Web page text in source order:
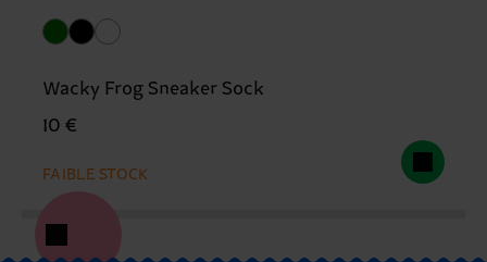
Wacky Frog Sneaker Sock
10 €
FAIBLE STOCK